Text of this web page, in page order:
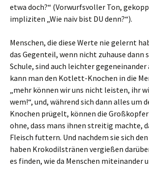
etwa doch?“ (Vorwurfsvoller Ton,
impliziten „Wie naiv bist DU denn?“).
Menschen, die diese Werte nie gelernt
das Gegenteil, wenn nicht zuhause dann
Schule, sind auch leichter gegeneinander
kann man den Kotlett-Knochen in die
„mehr können wir uns nicht leisten, ihr
wem!“, und, während sich dann alles um
Knochen prügelt, können die
ohne, dass mans ihnen streitig machte,
Fleisch futtern. Und nachdem sie sich
haben Krokodilstränen vergießen
es finden, wie da Menschen miteinander